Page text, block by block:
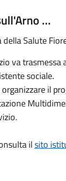
…
Salute
va
sociale.
il
ilsito